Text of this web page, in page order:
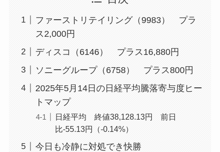
ファーストリテイリング（9983） プラ
ス2,000円
ディスコ（6146） プラス16,880円
ソニーグループ（6758） プラス800円
2025年5月14日の日経平均騰落寄与度ヒー
トマップ
日経平均 終値38,128.13円 前日
比-55.13円（-0.14%）
今日も冷静に対処でき快勝